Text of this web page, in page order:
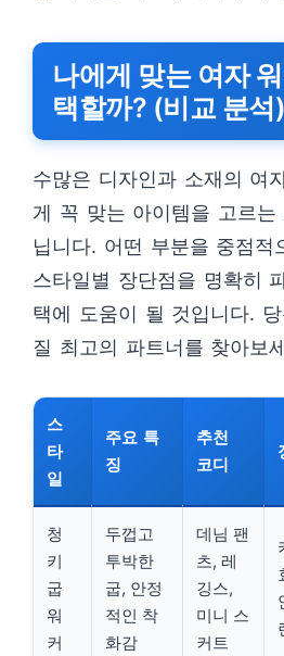
나에게 맞는 여자
택할까? (비교 분석)
수많은 디자인과 소재의 여
게 꼭 맞는 아이템을 고르
닙니다. 어떤 부분을 중점
스타일별 장단점을 명확히
택에 도움이 될 것입니다.
질 최고의 파트너를 찾아보
스
타
일
주요 특
징
추천
코디
청
키
굽
워
커
두껍고
투박한
굽, 안정
적인 착
화감
데님 팬
츠, 레
깅스,
미니 스
커트